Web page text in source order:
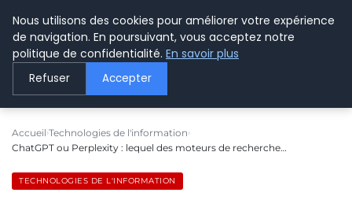
LE WEBMARKETING
Accueil Technologies de l'information
ChatGPT ou Perplexity : lequel des moteurs de recherche…
TECHNOLOGIES DE L'INFORMATION
Nous utilisons des cookies pour améliorer votre expérience
de navigation. En poursuivant, vous acceptez notre
politique de confidentialité. En savoir plus
Refuser Accepter